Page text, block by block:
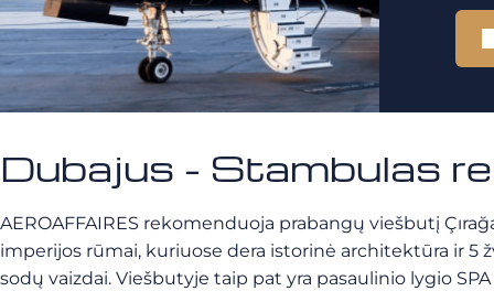
Dubajus - Stambulas
AEROAFFAIRES rekomenduoja prabangų viešbutį
imperijos rūmai, kuriuose dera istorinė architektūra ir 5
sodų vaizdai. Viešbutyje taip pat yra pasaulinio lygio